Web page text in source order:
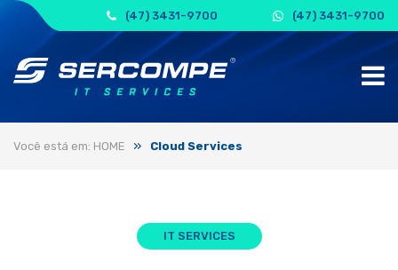
(47) 3431-9700 (47) 3431-9700
Você está em: HOME » Cloud Services
IT SERVICES